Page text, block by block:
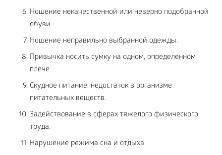
Ношение некачественной или неверно подобранной
обуви.
Ношение неправильно выбранной одежды.
Привычка носить сумку на одном, определенном
плече.
Скудное питание, недостаток в организме
питательных веществ.
Задействование в сферах тяжелого физического
труда.
Нарушение режима сна и отдыха.